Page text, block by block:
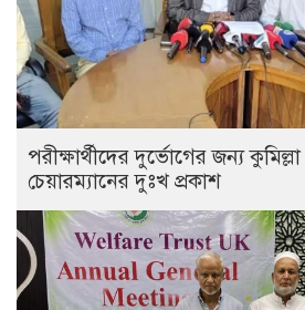
পরীক্ষার্থীদের দুর্ভোগের জন্য
চেয়ারম্যানের দুঃখ প্রকাশ